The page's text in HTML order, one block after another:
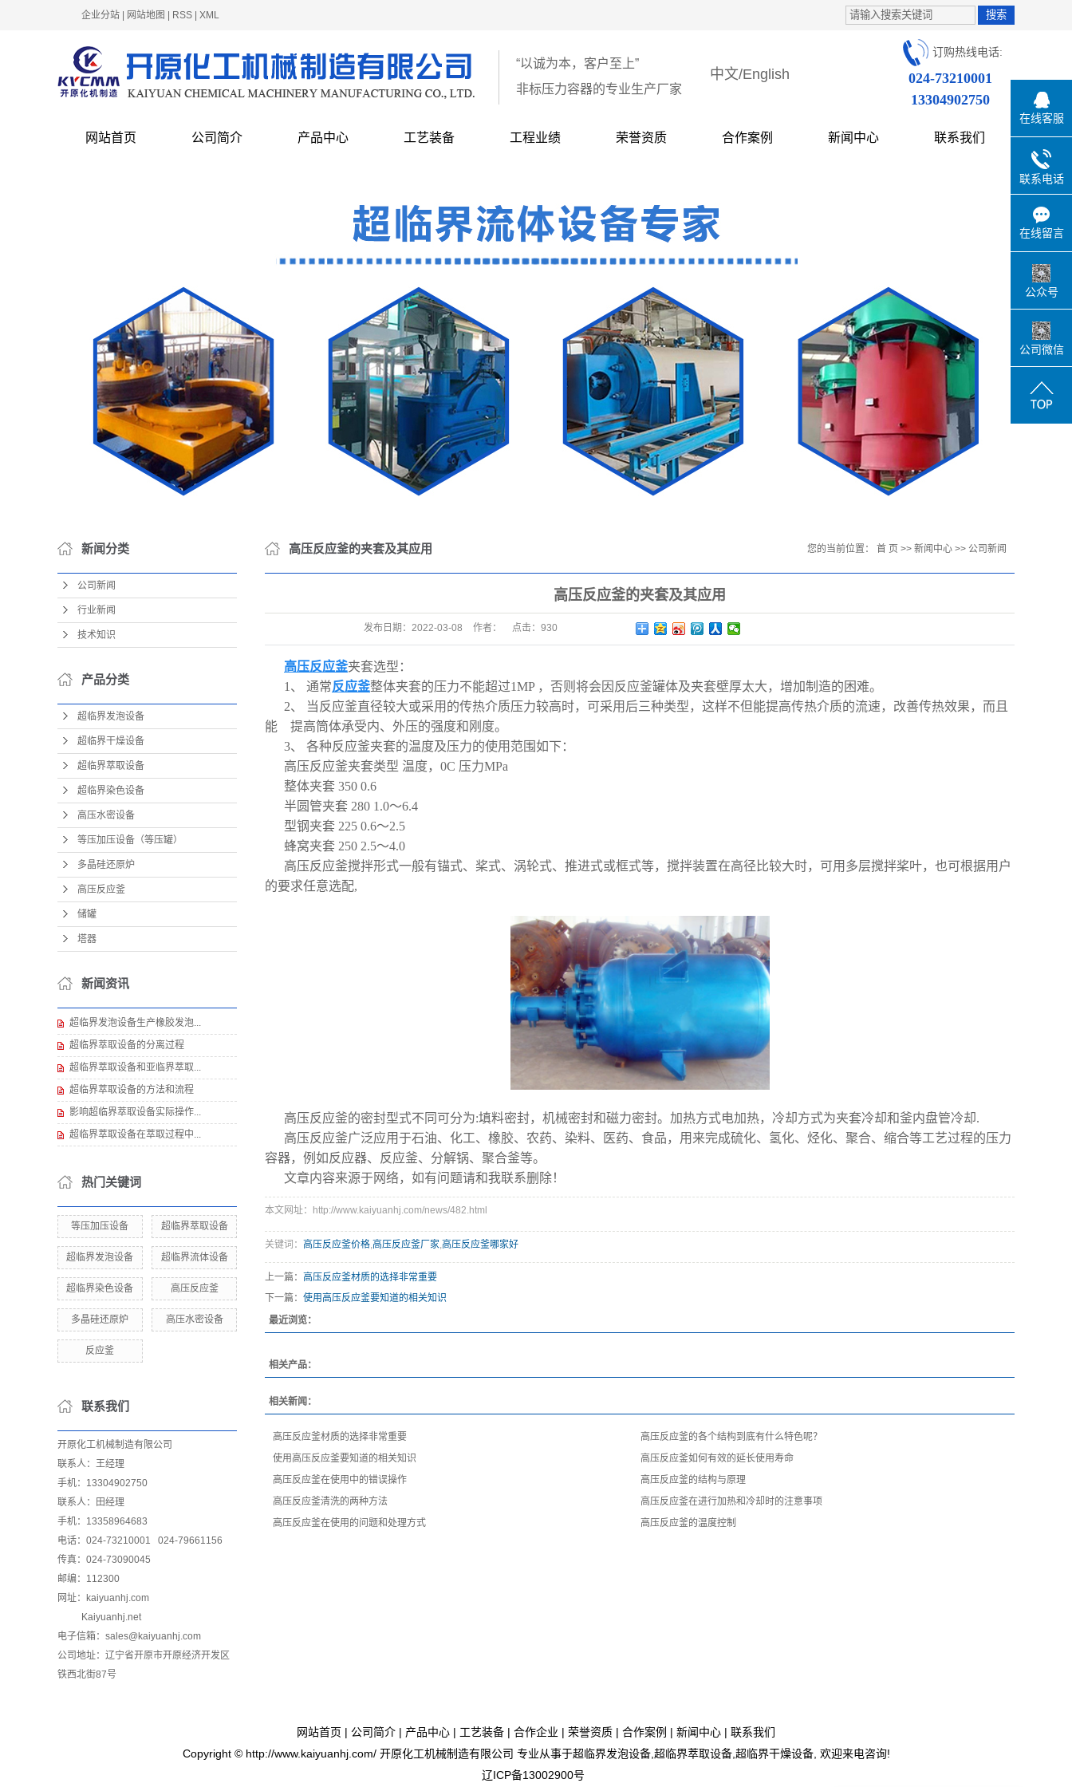
企业分站 网站地图 RSS XML
“以诚为本，客户至上”
非标压力容器的专业生产厂家
中文/English
订购热线电话:
024-73210001
13304902750
网站首页 公司简介 产品中心 工艺装备 工程业绩 荣誉资质 合作案例 新闻中心 联系我们
新闻分类
公司新闻
行业新闻
技术知识
产品分类
超临界发泡设备
超临界干燥设备
超临界萃取设备
超临界染色设备
高压水密设备
等压加压设备（等压罐）
多晶硅还原炉
高压反应釜
储罐
塔器
新闻资讯
超临界发泡设备生产橡胶发泡...
超临界萃取设备的分离过程
超临界萃取设备和亚临界萃取...
超临界萃取设备的方法和流程
影响超临界萃取设备实际操作...
超临界萃取设备在萃取过程中...
热门关键词
等压加压设备 超临界萃取设备
超临界发泡设备 超临界流体设备
超临界染色设备 高压反应釜
多晶硅还原炉 高压水密设备
反应釜
联系我们
开原化工机械制造有限公司
联系人：王经理
手机：13304902750
联系人：田经理
手机：13358964683
电话：024-73210001 024-79661156
传真：024-73090045
邮编：112300
网址：
kaiyuanhj.com
Kaiyuanhj.net
电子信箱：sales@kaiyuanhj.com
公司地址：辽宁省开原市开原经济开发区
铁西北街87号
高压反应釜的夹套及其应用 您的当前位置： 首 页 >> 新闻中心 >> 公司新闻
高压反应釜的夹套及其应用
发布日期： 2022-03-08 作者： 点击： 930
高压反应釜夹套选型：
1、 通常反应釜整体夹套的压力不能超过1MP ，否则将会因反应釜罐体及夹套壁厚太大，增加制造的困难。
2、 当反应釜直径较大或采用的传热介质压力较高时，可采用后三种类型，这样不但能提高传热介质的流速，改善传热效果，而且
能 提高筒体承受内、外压的强度和刚度。
3、 各种反应釜夹套的温度及压力的使用范围如下：
高压反应釜夹套类型 温度，0C 压力MPa
整体夹套 350 0.6
半圆管夹套 280 1.0～6.4
型钢夹套 225 0.6～2.5
蜂窝夹套 250 2.5～4.0
高压反应釜搅拌形式一般有锚式、桨式、涡轮式、推进式或框式等，搅拌装置在高径比较大时，可用多层搅拌桨叶，也可根据用户
的要求任意选配,
高压反应釜的密封型式不同可分为:填料密封，机械密封和磁力密封。加热方式电加热，冷却方式为夹套冷却和釜内盘管冷却.
高压反应釜广泛应用于石油、化工、橡胶、农药、染料、医药、食品，用来完成硫化、氢化、烃化、聚合、缩合等工艺过程的压力
容器，例如反应器、反应釜、分解锅、聚合釜等。
文章内容来源于网络，如有问题请和我联系删除！
本文网址：http://www.kaiyuanhj.com/news/482.html
关键词： 高压反应釜价格,高压反应釜厂家,高压反应釜哪家好
上一篇： 高压反应釜材质的选择非常重要
下一篇： 使用高压反应釜要知道的相关知识
最近浏览：
相关产品：
相关新闻：
高压反应釜材质的选择非常重要
高压反应釜的各个结构到底有什么特色呢？
使用高压反应釜要知道的相关知识
高压反应釜如何有效的延长使用寿命
高压反应釜在使用中的错误操作
高压反应釜的结构与原理
高压反应釜清洗的两种方法
高压反应釜在进行加热和冷却时的注意事项
高压反应釜在使用的问题和处理方式
高压反应釜的温度控制
网站首页 | 公司简介 | 产品中心 | 工艺装备 | 合作企业 | 荣誉资质 | 合作案例 | 新闻中心 | 联系我们
Copyright © http://www.kaiyuanhj.com/ 开原化工机械制造有限公司 专业从事于超临界发泡设备, 超临界萃取设备, 超临界干燥设备, 欢迎来电咨询!
辽ICP备13002900号
在线客服
联系电话
在线留言
公众号
公司微信